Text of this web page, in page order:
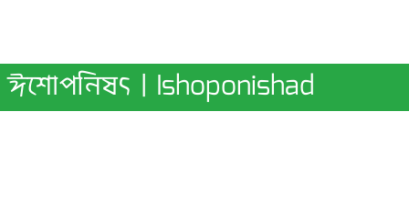
ঈশোপনিষৎ | Ishoponishad